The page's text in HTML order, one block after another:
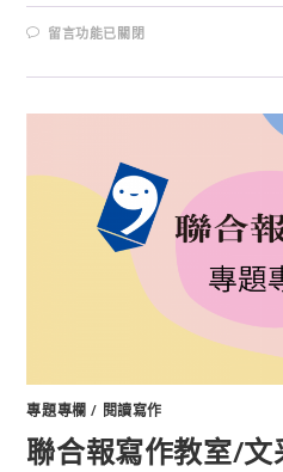
留言功能已關閉
專題專欄 / 閱讀寫作
聯合報寫作教室/文